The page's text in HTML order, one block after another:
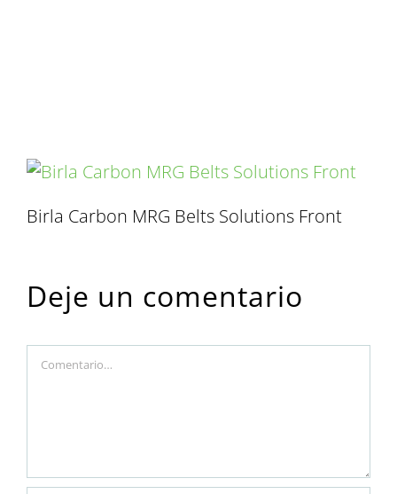
Birla Carbon MRG Belts Solutions Front
Deje un comentario
Comment